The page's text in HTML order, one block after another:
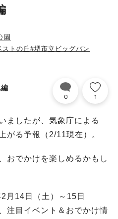
園
トの丘#堺市立ビッグバン
0 1
ましたが、気象庁による
がる予報（2/11現在）。
おでかけを楽しめるかもし
月14日（土）～15日
注目イベント＆おでかけ情